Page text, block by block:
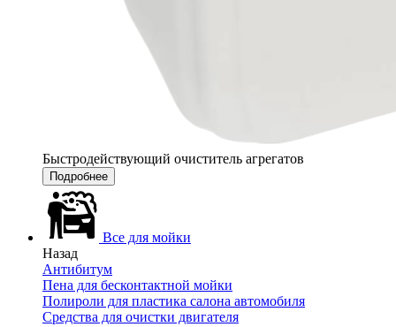
Быстродействующий очиститель агрегатов
Подробнее
Все для мойки
Назад
Антибитум
Пена для бесконтактной мойки
Полироли для пластика салона автомобиля
Средства для очистки двигателя